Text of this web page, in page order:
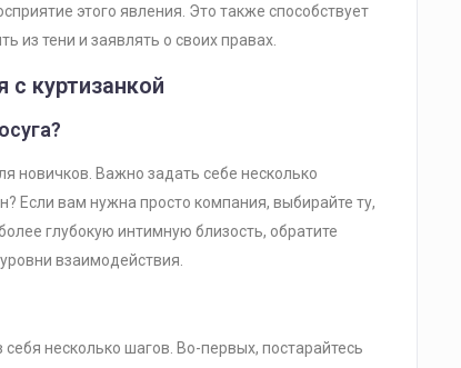
этого явления. Это также способствует
из тени и заявлять о своих правах.
с куртизанкой
новичков. Важно задать себе несколько
Если вам нужна просто компания, выбирайте ту,
глубокую интимную близость, обратите
взаимодействия.
несколько шагов. Во-первых, постарайтесь